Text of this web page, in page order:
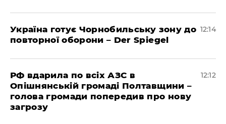
Україна готує Чорнобильську зону до
повторної оборони – Der Spiegel
12:14
РФ вдарила по всіх АЗС в
Опішнянській громаді Полтавщини –
голова громади попередив про нову
загрозу
12:12